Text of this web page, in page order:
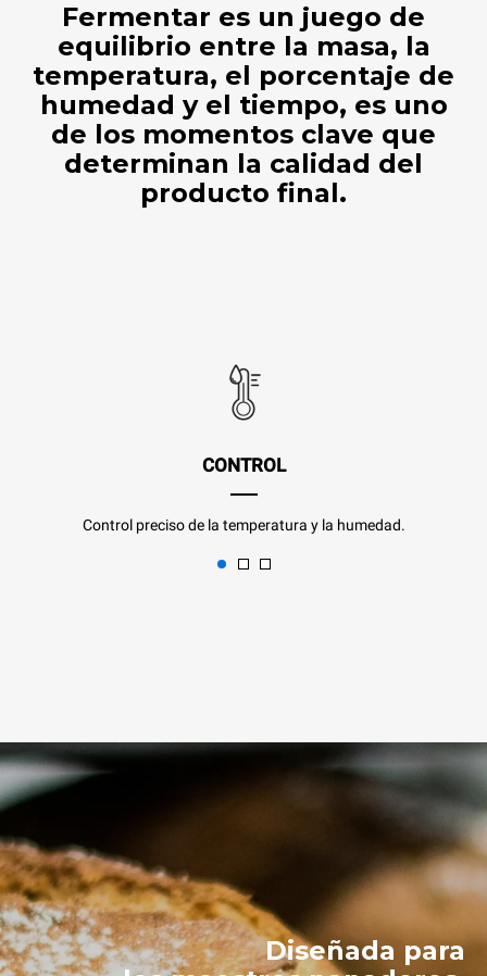
Fermentar es un juego de
equilibrio entre la masa, la
temperatura, el porcentaje de
humedad y el tiempo, es uno
de los momentos clave que
determinan la calidad del
producto final.
CONTROL
Control preciso de la temperatura y la humedad.
Diseñada para